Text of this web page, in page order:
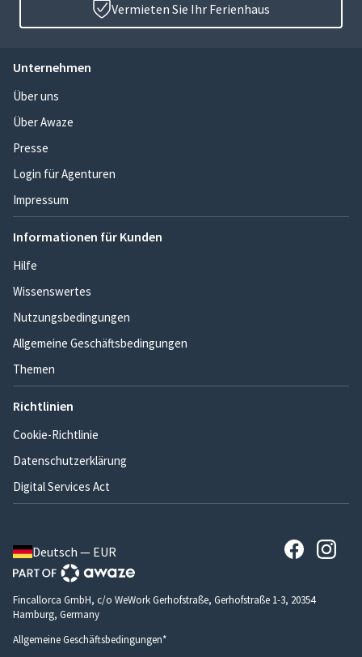
Vermieten Sie Ihr Ferienhaus
Unternehmen
Über uns
Über Awaze
Presse
Login für Agenturen
Impressum
Informationen für Kunden
Hilfe
Wissenswertes
Nutzungsbedingungen
Allgemeine Geschäftsbedingungen
Themen
Richtlinien
Cookie-Richtlinie
Datenschutzerklärung
Digital Services Act
Deutsch — EUR
Fincallorca GmbH, c/o WeWork Gerhofstraße, Gerhofstraße 1-3, 20354
Hamburg, Germany
Allgemeine Geschäftsbedingungen*